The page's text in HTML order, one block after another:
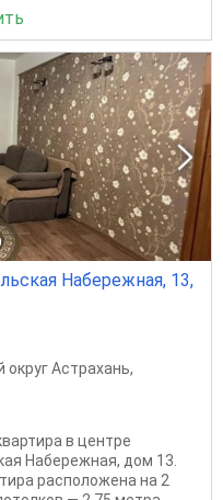
Набережная, 13,
округ Астрахань,
в центре
Набережная, дом 13.
расположена на 2